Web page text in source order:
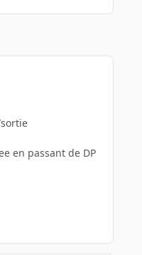
en passant de DP